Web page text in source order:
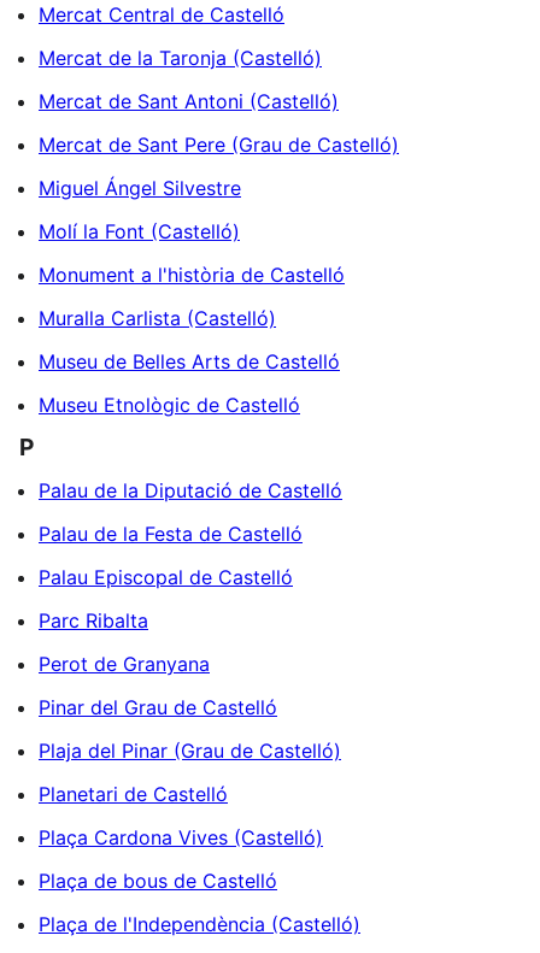
Mercat Central de Castelló
Mercat de la Taronja (Castelló)
Mercat de Sant Antoni (Castelló)
Mercat de Sant Pere (Grau de Castelló)
Miguel Ángel Silvestre
Molí la Font (Castelló)
Monument a l'història de Castelló
Muralla Carlista (Castelló)
Museu de Belles Arts de Castelló
Museu Etnològic de Castelló
P
Palau de la Diputació de Castelló
Palau de la Festa de Castelló
Palau Episcopal de Castelló
Parc Ribalta
Perot de Granyana
Pinar del Grau de Castelló
Plaja del Pinar (Grau de Castelló)
Planetari de Castelló
Plaça Cardona Vives (Castelló)
Plaça de bous de Castelló
Plaça de l'Independència (Castelló)